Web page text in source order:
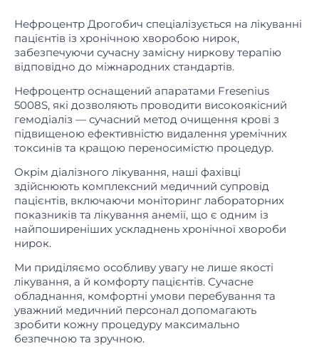
Нефроцентр Дрогобич спеціалізується на лікуванні
пацієнтів із хронічною хворобою нирок,
забезпечуючи сучасну замісну ниркову терапію
відповідно до міжнародних стандартів.
Нефроцентр оснащений апаратами Fresenius
5008S, які дозволяють проводити високоякісний
гемодіаліз — сучасний метод очищення крові з
підвищеною ефективністю видалення уремічних
токсинів та кращою переносимістю процедур.
Окрім діалізного лікування, наші фахівці
здійснюють комплексний медичний супровід
пацієнтів, включаючи моніторинг лабораторних
показників та лікування анемії, що є одним із
найпоширеніших ускладнень хронічної хвороби
нирок.
Ми приділяємо особливу увагу не лише якості
лікування, а й комфорту пацієнтів. Сучасне
обладнання, комфортні умови перебування та
уважний медичний персонал допомагають
зробити кожну процедуру максимально
безпечною та зручною.